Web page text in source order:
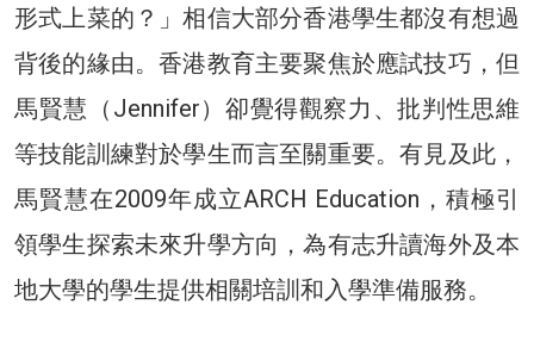
形式上菜的？」相信大部分香港學生都沒有想過
背後的緣由。香港教育主要聚焦於應試技巧，但
馬賢慧（Jennifer）卻覺得觀察力、批判性思維
等技能訓練對於學生而言至關重要。有見及此，
馬賢慧在2009年成立ARCH Education，積極引
領學生探索未來升學方向，為有志升讀海外及本
地大學的學生提供相關培訓和入學準備服務。